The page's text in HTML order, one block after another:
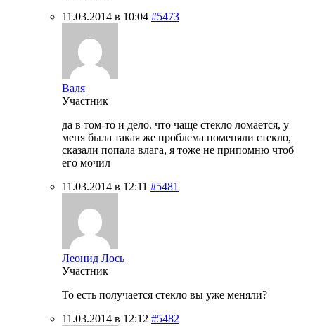
11.03.2014 в 10:04 #5473
Валя
Участник
да в том-то и дело. что чаще стекло ломается, у
меня была такая же проблема поменяли стекло,
сказали попала влага, я тоже не припомню чтоб
его мочил
11.03.2014 в 12:11 #5481
Леонид Лось
Участник
То есть получается стекло вы уже меняли?
11.03.2014 в 12:12 #5482